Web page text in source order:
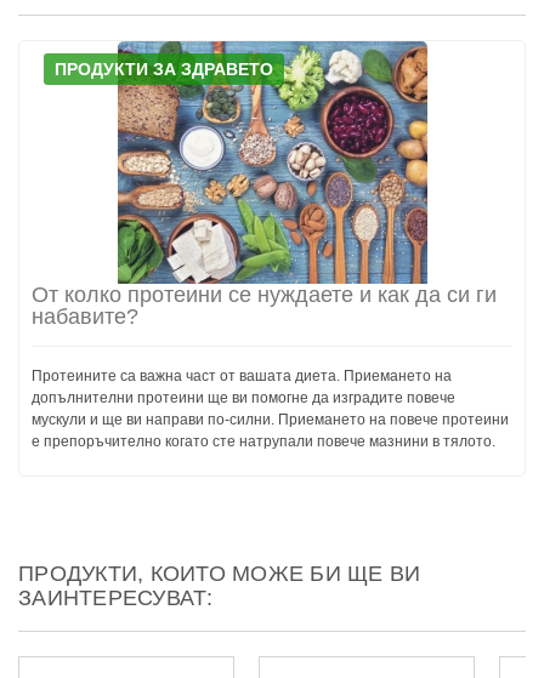
ПРОДУКТИ ЗА ЗДРАВЕТО
От колко протеини се нуждаете и как да си ги
набавите?
Протеините са важна част от вашата диета. Приемането на
допълнителни протеини ще ви помогне да изградите повече
мускули и ще ви направи по-силни. Приемането на повече протеини
е препоръчително когато сте натрупали повече мазнини в тялото.
ПРОДУКТИ, КОИТО МОЖЕ БИ ЩЕ ВИ
ЗАИНТЕРЕСУВАТ: